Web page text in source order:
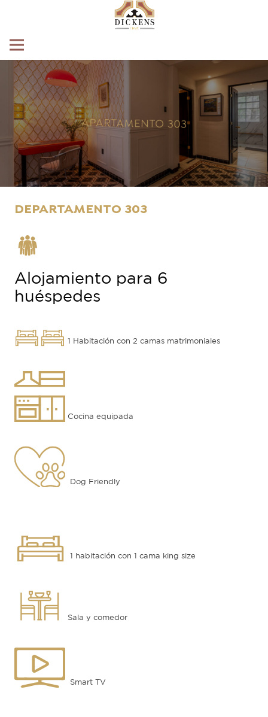
DEPARTAMENTO 303
Alojamiento para 6
huéspedes
1 Habitación con 2 camas matrimoniales
Cocina equipada
Dog Friendly
1 habitación con 1 cama king size
Sala y comedor
Smart TV